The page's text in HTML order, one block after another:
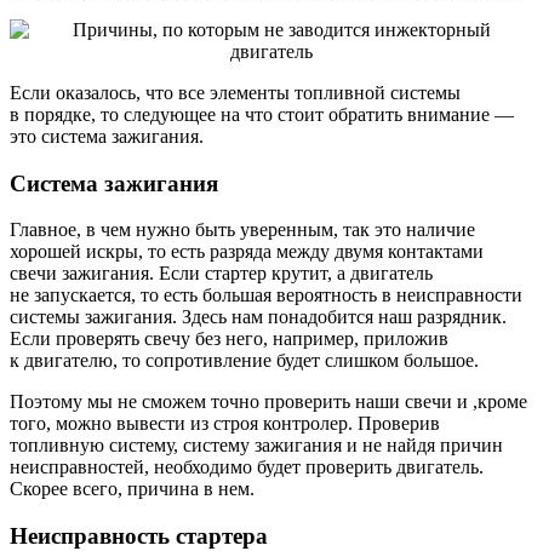
Если оказалось, что все элементы топливной системы
в порядке, то следующее на что стоит обратить внимание —
это система зажигания.
Система зажигания
Главное, в чем нужно быть уверенным, так это наличие
хорошей искры, то есть разряда между двумя контактами
свечи зажигания. Если стартер крутит, а двигатель
не запускается, то есть большая вероятность в неисправности
системы зажигания. Здесь нам понадобится наш разрядник.
Если проверять свечу без него, например, приложив
к двигателю, то сопротивление будет слишком большое.
Поэтому мы не сможем точно проверить наши свечи и ,кроме
того, можно вывести из строя контролер. Проверив
топливную систему, систему зажигания и не найдя причин
неисправностей, необходимо будет проверить двигатель.
Скорее всего, причина в нем.
Неисправность стартера